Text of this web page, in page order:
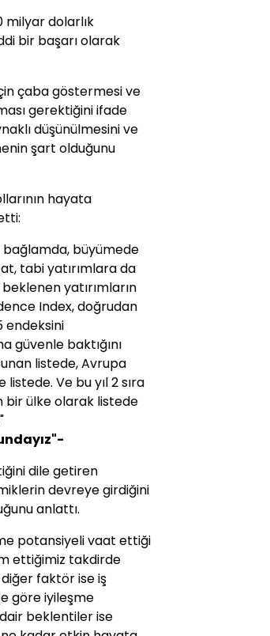
milyar dolarlık
bir başarı olarak
çaba göstermesi ve
gerektiğini ifade
düşünülmesini ve
şart olduğunu
hayata
bağlamda, büyümede
tabi yatırımlara da
yatırımların
Index, doğrudan
endeksini
güvenle baktığını
listede, Avrupa
Ve bu yıl 2 sıra
bir ülke olarak listede
dile getiren
devreye girdiğini
anlattı.
potansiyeli vaat ettiği
ettiğimiz takdirde
faktör ise iş
göre iyileşme
beklentiler ise